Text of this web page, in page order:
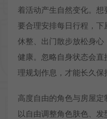
着活动产生自然变化。
要合理安排每日行程，
休整、出门散步放松身
健康。忽略自身状态会
理规划作息，才能长久保
高度自由的角色与房屋
以自由调整角色肤色、